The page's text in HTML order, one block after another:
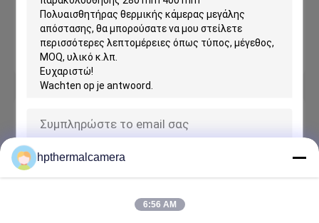
Skype: allan.hpws
WeChat:18660100688
Ηλεκτρονικό: exporting@chinahpws.com
Αφήστε ένα μήνυμα
We bellen je snel terug!
hpthermalcamera
6:56 AM